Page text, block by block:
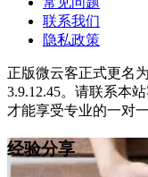
联系我们
隐私政策
正版微云客正式更名
3.9.12.45。请联系本
才能享受专业的一对
经验分享